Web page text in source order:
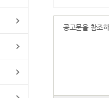
공고문을 참조